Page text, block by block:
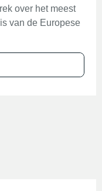
over het meest
van de Europese